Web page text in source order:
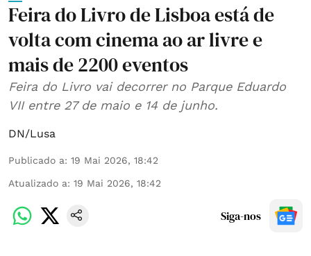
Feira do Livro de Lisboa está de
volta com cinema ao ar livre e
mais de 2200 eventos
Feira do Livro vai decorrer no Parque Eduardo
VII entre 27 de maio e 14 de junho.
DN/Lusa
Publicado a: 19 Mai 2026, 18:42
Atualizado a: 19 Mai 2026, 18:42
Siga-nos